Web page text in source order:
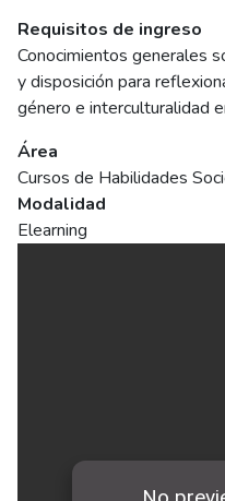
Requisitos de ingreso
Conocimientos generales
y disposición para
género e interculturalidad
Área
Cursos de Habilidades
Modalidad
Elearning